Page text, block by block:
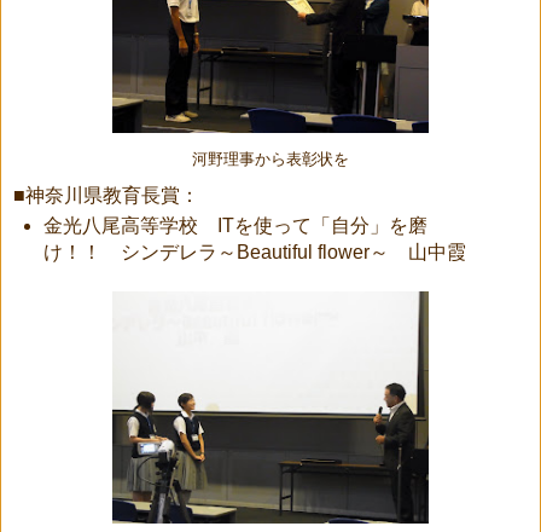
河野理事から表彰状を
■神奈川県教育長賞：
金光八尾高等学校 ITを使って「自分」を磨
け！！ シンデレラ～Beautiful flower～ 山中霞